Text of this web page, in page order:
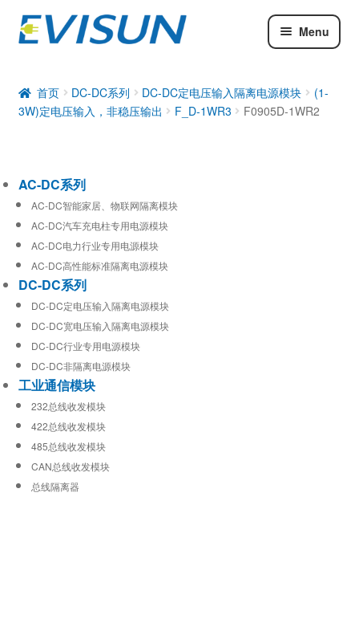
Menu
DC-DC系列
工业通信模块
首页 DC-DC系列 DC-DC定电压输入隔离电源模块
(1-
3W)定电压输入，非稳压输出
F_D-1WR3 F0905D-1WR2
AC-DC系列
AC-DC智能家居、物联网隔离模块
AC-DC汽车充电柱专用电源模块
AC-DC电力行业专用电源模块
AC-DC高性能标准隔离电源模块
DC-DC系列
DC-DC定电压输入隔离电源模块
DC-DC宽电压输入隔离电源模块
DC-DC行业专用电源模块
DC-DC非隔离电源模块
工业通信模块
232总线收发模块
422总线收发模块
485总线收发模块
CAN总线收发模块
总线隔离器